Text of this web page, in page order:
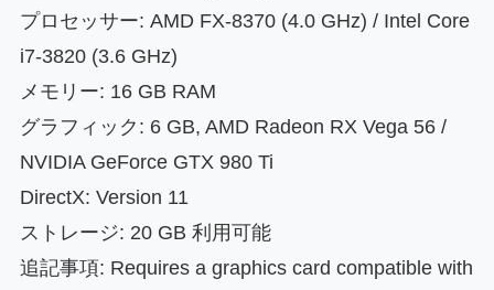
プロセッサー: AMD FX-8370 (4.0 GHz) / Intel Core
i7-3820 (3.6 GHz)
メモリー: 16 GB RAM
グラフィック: 6 GB, AMD Radeon RX Vega 56 /
NVIDIA GeForce GTX 980 Ti
DirectX: Version 11
ストレージ: 20 GB 利用可能
追記事項: Requires a graphics card compatible with